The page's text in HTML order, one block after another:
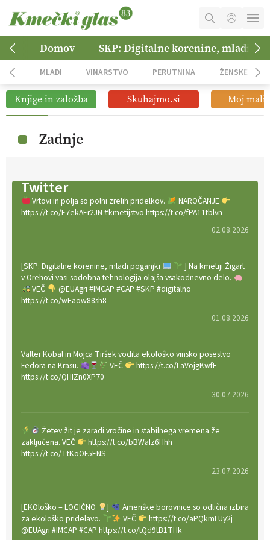
MOJ RAČUN
NAROČITE SE
OGLASNO TRŽENJE
Domov SKP: Digitalne korenine, mladi
MLADI VINARSTVO PERUTNINA ŽENSKE
Knjige in založba Skuhajmo.si Moj mali
Zadnje
Twitter
Vrtovi in polja so polni zrelih pridelkov.
NAROČANJE
https://t.co/E7ekAEr2JN #kmetijstvo https://t.co/fPA11tblvn
02.08.2026
[SKP: Digitalne korenine, mladi poganjki
] Na kmetiji Žigart
v Orehovi vasi sodobna tehnologija olajša vsakodnevno delo.
VEČ
@EUAgri #IMCAP #CAP #SKP #digitalno
https://t.co/wEaow88sh8
01.08.2026
Valter Kobal in Mojca Tiršek vodita ekološko vinsko posestvo
Fedora na Krasu.
VEČ
https://t.co/LaVojgKwfF
https://t.co/QHIZn0XP70
30.07.2026
Žetev žit je zaradi vročine in stabilnega vremena že
zaključena. VEČ
https://t.co/bBWaIz6Hhh
https://t.co/TtKoOF5ENS
23.07.2026
[EKOloško = LOGIČNO ]
Ameriške borovnice so odlična izbira
za ekološko pridelavo.
VEČ
https://t.co/aPQkmLUy2j
@EUAgri #IMCAP #CAP https://t.co/tQd9tB1THk